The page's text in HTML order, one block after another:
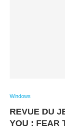
Windows
REVUE DU
YOU : FEAR